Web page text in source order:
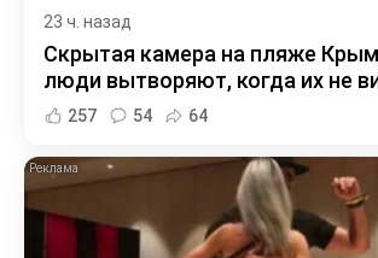
23 ч. назад
Скрытая камера на пляже
люди вытворяют, когда их не
257 54 64